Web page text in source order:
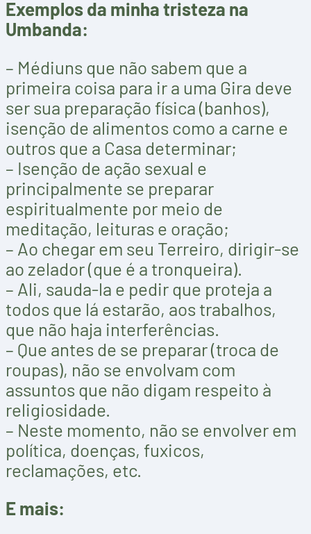
Exemplos da minha tristeza na
Umbanda:
– Médiuns que não sabem que a
primeira coisa para ir a uma Gira deve
ser sua preparação física (banhos),
isenção de alimentos como a carne e
outros que a Casa determinar;
– Isenção de ação sexual e
principalmente se preparar
espiritualmente por meio de
meditação, leituras e oração;
– Ao chegar em seu Terreiro, dirigir-se
ao zelador (que é a tronqueira).
– Ali, sauda-la e pedir que proteja a
todos que lá estarão, aos trabalhos,
que não haja interferências.
– Que antes de se preparar (troca de
roupas), não se envolvam com
assuntos que não digam respeito à
religiosidade.
– Neste momento, não se envolver em
política, doenças, fuxicos,
reclamações, etc.
E mais: